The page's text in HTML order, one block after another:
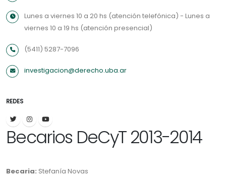
Lunes a viernes 10 a 20 hs (atención telefónica) - Lunes a
viernes 10 a 19 hs (atención presencial)
(5411) 5287-7096
investigacion@derecho.uba.ar
REDES
Becarios DeCyT 2013-2014
Becaria: Stefanía Novas